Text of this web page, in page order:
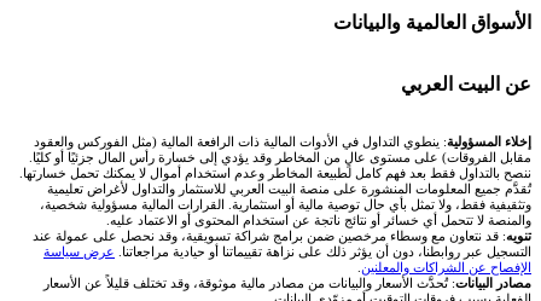
اكس تي بي XTB
انتراكتيف بروكرز IBKR
شركات تداول في قطر
شركات تداول في الأردن
شركات تداول في العراق
🇦🇪 أسواق الإمارات
🇪🇬 البورصة المصرية
🇶🇦 بورصة قطر
🇯🇴 بورصة عمّان
💱 محول العملات
🧮 حاسبة حجم اللوت
📊 حاسبة قيمة النقطة
💰 حاسبة ربح الفوركس
📌 حاسبة النقاط المحورية
🧱 حائط المجتمع
🏆 لوحة المحلّلين
✍️ اكتب تحليلك
الأسواق العالمية والبيانات
🌐 المؤشرات العالمية
🥇 سعر الذهب اليوم
🥇 أسعار الذهب والمعادن
💱 أسعار العملات والفوركس
عن البيت العربي
من نحن
تواصل معنا
فريق المؤلفين
إخلاء المسؤولية: ينطوي التداول في الأدوات المالية ذات الرافعة المالية (مثل الفوركس والعقود
مقابل الفروقات) على مستوى عالٍ من المخاطر وقد يؤدي إلى خسارة رأس المال جزئيًا أو كليًا.
ننصح بالتداول فقط بعد فهم كامل لطبيعة المخاطر وعدم استخدام أموال لا يمكنك تحمل خسارتها.
تُقدَّم جميع المعلومات المنشورة على منصة البيت العربي للاستثمار والتداول لأغراض تعليمية
وتثقيفية فقط، ولا تمثل بأي حال توصية مالية أو استثمارية. القرارات المالية مسؤولية شخصية،
والمنصة لا تتحمل أي خسائر أو نتائج ناتجة عن استخدام المحتوى أو الاعتماد عليه.
تنويه: قد نتعاون مع وسطاء مرخصين ضمن برامج شراكة تسويقية، وقد نحصل على عمولة عند
التسجيل عبر روابطنا، دون أن يؤثر ذلك على نزاهة تقييماتنا أو حيادية مراجعاتنا. عرض سياسة
الإفصاح عن الشراكات والمعلنين
مصادر البيانات: تُحدَّث الأسعار والبيانات من مصادر مالية موثوقة، وقد تختلف قليلاً عن الأسعار